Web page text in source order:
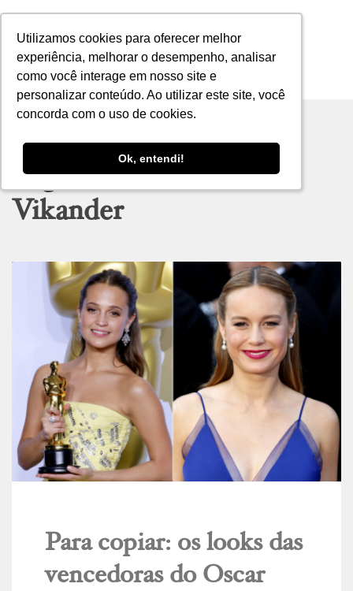
Utilizamos cookies para oferecer melhor
experiência, melhorar o desempenho, analisar
como você interage em nosso site e
personalizar conteúdo. Ao utilizar este site, você
concorda com o uso de cookies.
Ok, entendi!
Utilizamos cookies para oferecer melhor
experiência, melhorar o desempenho, analisar
como você interage em nosso site e
personalizar conteúdo. Ao utilizar este site, você
concorda com o uso de cookies.
Ok, entendi!
MENU
Tag archive: Alicia
Vikander
Para copiar: os looks das
vencedoras do Oscar